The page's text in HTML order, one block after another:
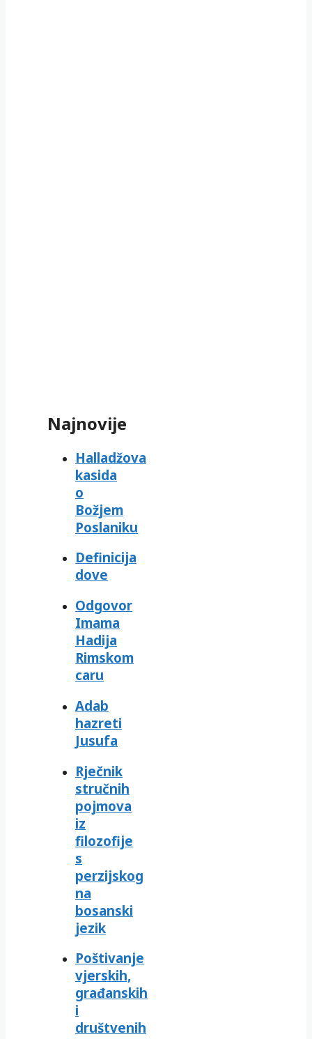
Najnovije
Halladžova
kasida
o
Božjem
Poslaniku
Definicija
dove
Odgovor
Imama
Hadija
Rimskom
caru
Adab
hazreti
Jusufa
Rječnik
stručnih
pojmova
iz
filozofije
s
perzijskog
na
bosanski
jezik
Poštivanje
vjerskih,
građanskih
i
društvenih